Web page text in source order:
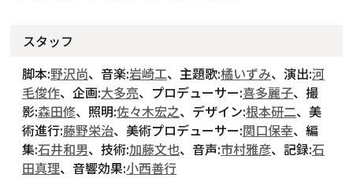
スタッフ
脚本:野沢尚、音楽:岩崎工、主題歌:橘いずみ、演出:河
毛俊作、企画:大多亮、プロデューサー:喜多麗子、撮
影:森田修、照明:佐々木宏之、デザイン:根本研二、美
術進行:藤野栄治、美術プロデューサー:関口保幸、編
集:石井和男、技術:加藤文也、音声:市村雅彦、記録:石
田真理、音響効果:小西善行